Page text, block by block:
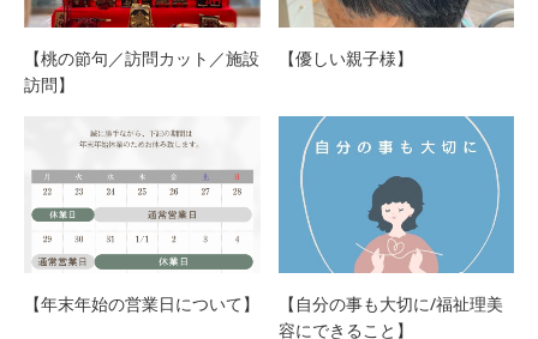
【桃の節句／訪問カット／施設
訪問】
【優しい親子様】
【年末年始の営業日について】
【自分の事も大切に/福祉理美
容にできること】